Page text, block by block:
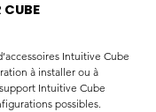
CUBE
Intuitive Cube
à installer ou à
Intuitive Cube
possibles.